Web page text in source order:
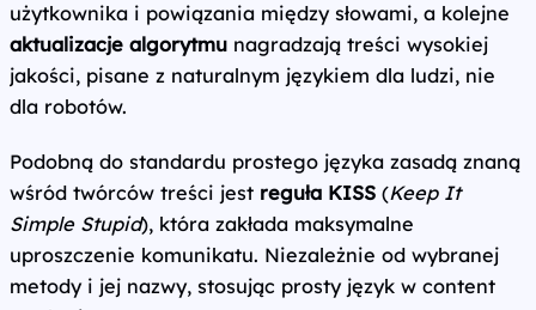
użytkownika i powiązania między słowami, a kolejne
aktualizacje algorytmu nagradzają treści wysokiej
jakości, pisane z naturalnym językiem dla ludzi, nie
dla robotów.
Podobną do standardu prostego języka zasadą znaną
wśród twórców treści jest reguła KISS (Keep It
Simple Stupid), która zakłada maksymalne
uproszczenie komunikatu. Niezależnie od wybranej
metody i jej nazwy, stosując prosty język w content